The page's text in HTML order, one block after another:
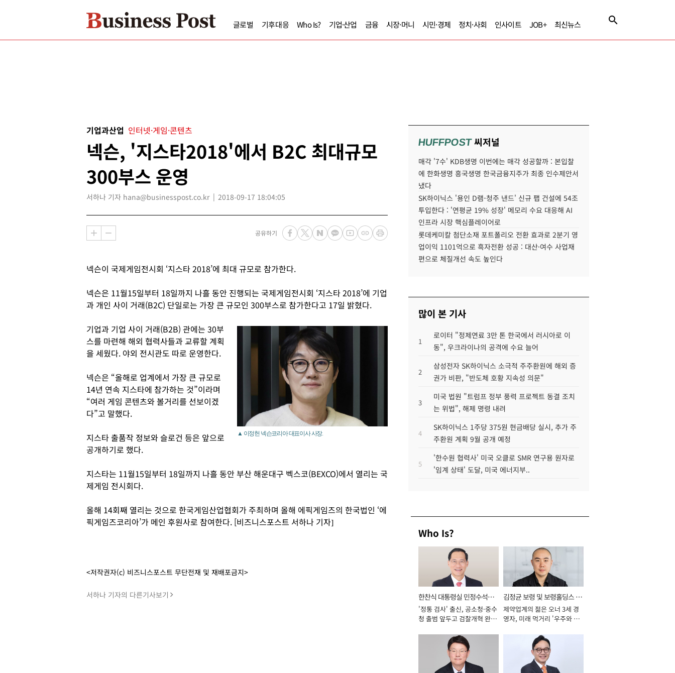
글로벌 기후대응 Who Is? 기업·산업 금융 시장·머니 시민·경제 정치·사회 인사이트 JOB+ 최신뉴스
기업과산업 인터넷·게임·콘텐츠
넥슨, '지스타2018'에서 B2C 최대규모
300부스 운영
서하나 기자 hana@businesspost.co.kr 2018-09-17 18:04:05
공유하기
넥슨이 국제게임전시회 ‘지스타 2018’에 최대 규모로 참가한다.
넥슨은 11월15일부터 18일까지 나흘 동안 진행되는 국제게임전시회 ‘지스타 2018’에 기업
과 개인 사이 거래(B2C) 단일로는 가장 큰 규모인 300부스로 참가한다고 17일 밝혔다.
▲ 이정헌 넥슨코리아 대표이사 사장.
기업과 기업 사이 거래(B2B) 관에는 30부
스를 마련해 해외 협력사들과 교류할 계획
을 세웠다. 야외 전시관도 따로 운영한다.
넥슨은 “올해로 업계에서 가장 큰 규모로
14년 연속 지스타에 참가하는 것”이라며
“여러 게임 콘텐츠와 볼거리를 선보이겠
다”고 말했다.
지스타 출품작 정보와 슬로건 등은 앞으로
공개하기로 했다.
지스타는 11월15일부터 18일까지 나흘 동안 부산 해운대구 벡스코(BEXCO)에서 열리는 국
제게임 전시회다.
올해 14회째 열리는 것으로 한국게임산업협회가 주최하며 올해 에픽게임즈의 한국법인 ‘에
픽게임즈코리아’가 메인 후원사로 참여한다. [비즈니스포스트 서하나 기자]
<저작권자(c) 비즈니스포스트 무단전재 및 재배포금지>
서하나 기자의 다른기사보기
HUFFPOST씨저널
매각 '7수' KDB생명 이번에는 매각 성공할까 : 본입찰
에 한화생명 흥국생명 한국금융지주가 최종 인수제안서
냈다
SK하이닉스 '용인 D램-청주 낸드' 신규 팹 건설에 54조
투입한다 : '연평균 19% 성장' 메모리 수요 대응해 AI
인프라 시장 핵심플레이어로
롯데케미칼 첨단소재 포트폴리오 전환 효과로 2분기 영
업이익 1101억으로 흑자전환 성공 : 대산·여수 사업재
편으로 체질개선 속도 높인다
많이 본 기사
1
로이터 "정제연료 3만 톤 한국에서 러시아로 이
동", 우크라이나의 공격에 수요 늘어
2
삼성전자 SK하이닉스 소극적 주주환원에 해외 증
권가 비판, "반도체 호황 지속성 의문"
3
미국 법원 "트럼프 정부 풍력 프로젝트 동결 조치
는 위법", 해제 명령 내려
4
SK하이닉스 1주당 375원 현금배당 실시, 추가 주
주환원 계획 9월 공개 예정
5
'한수원 협력사' 미국 오클로 SMR 연구용 원자로
'임계 상태' 도달, 미국 에너지부..
Who Is?
한찬식 대통령실 민정수석비
서관
'정통 검사' 출신, 공소청·중수
청 출범 앞두고 검찰개혁 완수
김정균 보령 및 보령홀딩스 대
표이사 사장
제약업계의 젊은 오너 3세 경
영자, 미래 먹거리 '우주와 헬